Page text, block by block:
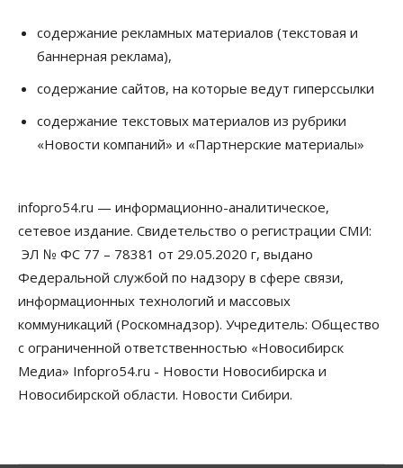
Власть Общество
Ночные маршруты автобусов предлагают ввести
в Новосибирской области
Право&Порядок
Новосибирец пытался провезти из Таиланда
кондитерские изделия с наркотиками
Бизнес Власть
Более 400 новосибирских компаний
вывели зарплату сотрудников «из тени»
05 Августа 2026, 12:00
Новосибирское правительство требует 226 млн со
строителя экстрим-центра
05 Августа 2026, 11:30
Общество
Премьер-министру Мишустину показали проект
содержание рекламных материалов (текстовая и
баннерная реклама),
содержание сайтов, на которые ведут гиперссылки
содержание текстовых материалов из рубрики
«Новости компаний» и «Партнерские материалы»
infopro54.ru — информационно-аналитическое,
сетевое издание. Свидетельство о регистрации СМИ:
ЭЛ № ФС 77 – 78381 от 29.05.2020 г, выдано
Федеральной службой по надзору в сфере связи,
информационных технологий и массовых
коммуникаций (Роскомнадзор). Учредитель: Общество
с ограниченной ответственностью «Новосибирск
Медиа» Infopro54.ru - Новости Новосибирска и
Новосибирской области. Новости Сибири.